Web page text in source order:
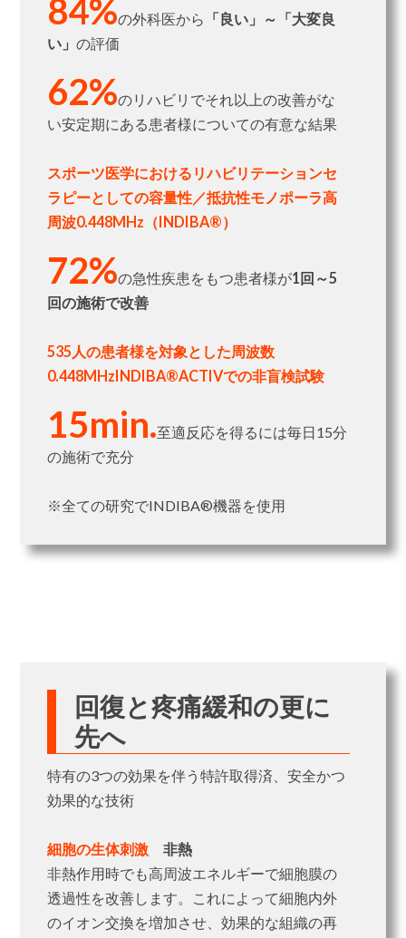
84%の外科医から 「良い」～「大変良
い」の評価
62%のリハビリでそれ以上の改善がな
い安定期にある患者様についての有意な結果
スポーツ医学におけるリハビリテーションセ
ラピーとしての容量性／抵抗性モノポーラ高
周波0.448MHz（INDIBA®）
72%の急性疾患をもつ患者様が1回～5
回の施術で改善
535人の患者様を対象とした周波数
0.448MHzINDIBA®ACTIVでの非盲検試験
15min.至適反応を得るには毎日15分
の施術で充分
※全ての研究でINDIBA®機器を使用
回復と疼痛緩和の更に
先へ
特有の3つの効果を伴う特許取得済、安全かつ
効果的な技術
細胞の生体刺激 非熱
非熱作用時でも高周波エネルギーで細胞膜の
透過性を改善します。これによって細胞内外
のイオン交換を増加させ、効果的な組織の再